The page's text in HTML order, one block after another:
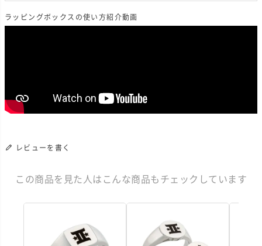
ラッピングボックスの使い方紹介動画
レビューを書く
この商品を見た人はこんな商品もチェックしています